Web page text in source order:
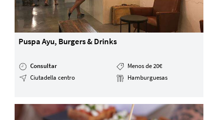
Puspa Ayu, Burgers & Drinks
Consultar
Menos de 20€
Ciutadella centro
Hamburguesas